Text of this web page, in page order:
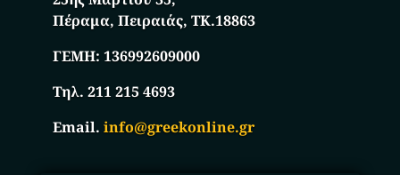
Πέραμα, Πειραιάς, ΤΚ.18863
ΓΕΜΗ:136992609000
Τηλ. 211 215 4693
Email.info@greekonline.gr